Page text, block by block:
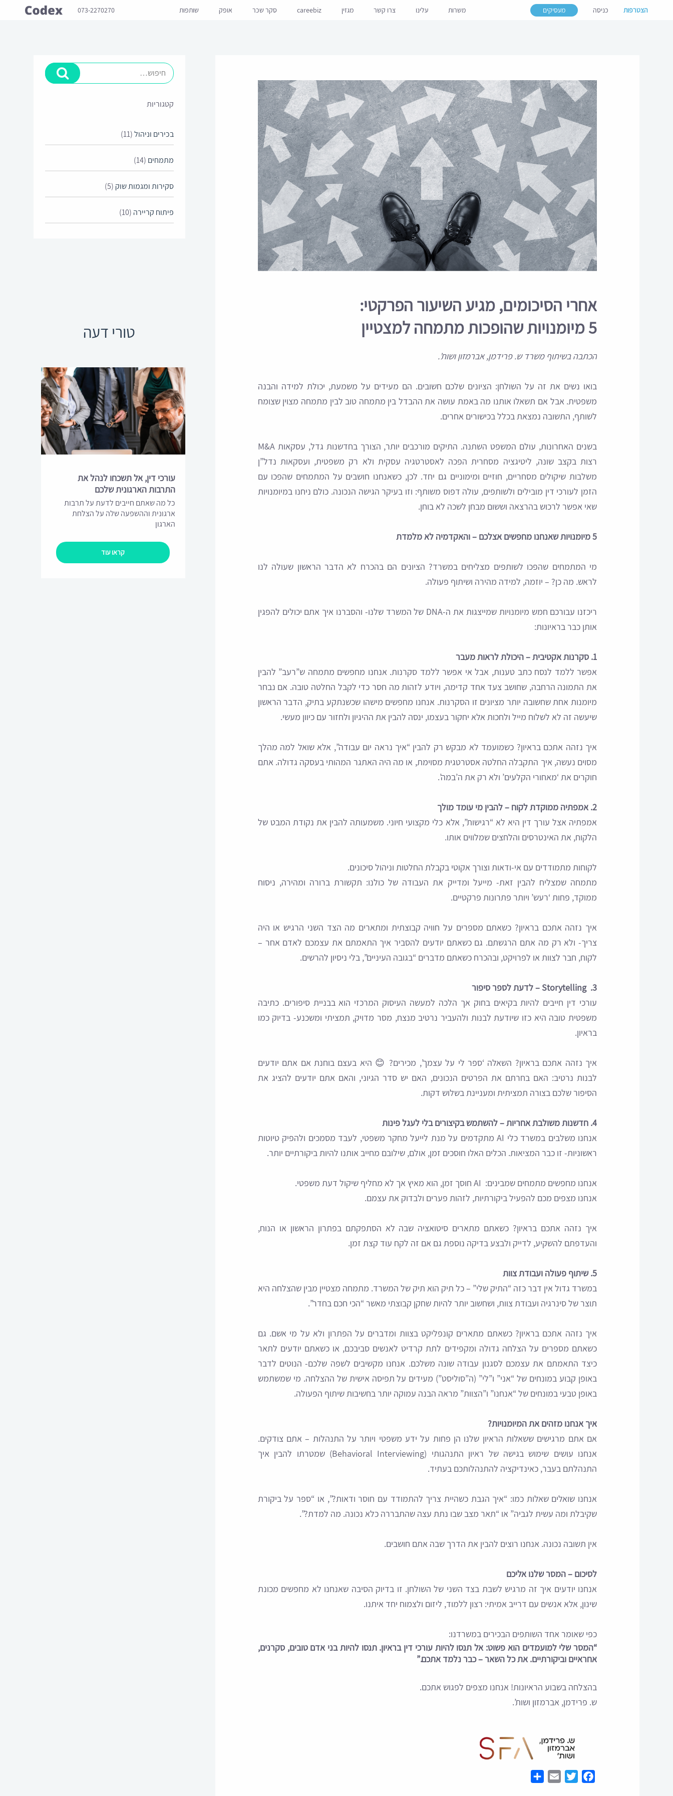
הצטרפות כניסה מעסיקים משרות עלינו צרו קשר מגזין careebiz סקר שכר אופק שותפות 073-2270270
אחרי הסיכומים, מגיע השיעור הפרקטי:
5 מיומנויות שהופכות מתמחה למצטיין
הכתבה בשיתוף משרד ש. פרידמן, אברמזון ושות’.
בואו נשים את זה על השולחן: הציונים שלכם חשובים. הם מעידים על משמעת, יכולת למידה והבנה
משפטית. אבל אם תשאלו אותנו מה באמת עושה את ההבדל בין מתמחה טוב לבין מתמחה מצוין שצומח
לשותף, התשובה נמצאת בכלל בכישורים אחרים.
בשנים האחרונות, עולם המשפט השתנה. התיקים מורכבים יותר, הצורך בחדשנות גדל, עסקאות M&A
רצות בקצב שונה, ליטיגציה מסחרית הפכה לאסטרטגיה עסקית ולא רק משפטית, ועסקאות נדל”ן
משלבות שיקולים מסחריים, חוזיים ומימוניים גם יחד. לכן, כשאנחנו חושבים על המתמחים שהפכו עם
הזמן לעורכי דין מובילים ולשותפים, עולה דפוס משותף: וזו בעיקר הגישה הנכונה. כולם ניחנו במיומנויות
שאי אפשר לרכוש בהרצאה וששום מבחן לשכה לא בוחן.
5 מיומנויות שאנחנו מחפשים אצלכם – והאקדמיה לא מלמדת
מי המתמחים שהפכו לשותפים מצליחים במשרד? הציונים הם בהכרח לא הדבר הראשון שעולה לנו
לראש. מה כן? – יוזמה, למידה מהירה ושיתוף פעולה.
ריכזנו עבורכם חמש מיומנויות שמייצגות את ה-DNA של המשרד שלנו- והסברנו איך אתם יכולים להפגין
אותן כבר בראיונות:
1. סקרנות אקטיבית – היכולת לראות מעבר
אפשר ללמד לנסח כתב טענות, אבל אי אפשר ללמד סקרנות. אנחנו מחפשים מתמחה ש”רעב” להבין
את התמונה הרחבה, שחושב צעד אחד קדימה, ויודע לזהות מה חסר כדי לקבל החלטה טובה. אם נבחר
מיומנות אחת שחשובה יותר מציונים זו הסקרנות. אנחנו מחפשים מישהו שכשנתקע בתיק, הדבר הראשון
שיעשה זה לא לשלוח מייל ולחכות אלא יחקור בעצמו, ינסה להבין את ההיגיון ולחזור עם כיוון מעשי.
איך נזהה אתכם בראיון? כשמועמד לא מבקש רק להבין “איך נראה יום עבודה”, אלא שואל למה מהלך
מסוים נעשה, איך התקבלה החלטה אסטרטגית מסוימת, או מה היה האתגר המהותי בעסקה גדולה. אתם
חוקרים את ‘מאחורי הקלעים’ ולא רק את ה’במה’.
2. אמפתיה ממוקדת לקוח – להבין מי עומד מולך
אמפתיה אצל עורך דין היא לא “רגישות”, אלא כלי מקצועי חיוני. משמעותה להבין את נקודת המבט של
הלקוח, את האינטרסים והלחצים שמלווים אותו.
לקוחות מתמודדים עם אי-ודאות וצורך אקוטי בקבלת החלטות וניהול סיכונים.
מתמחה שמצליח להבין זאת- מייעל ומדייק את העבודה של כולנו: תקשורת ברורה ומהירה, ניסוח
ממוקד, פחות ‘רעש’ ויותר פתרונות פרקטיים.
איך נזהה אתכם בראיון? כשאתם מספרים על חוויה קבוצתית ומתארים מה הצד השני הרגיש או היה
צריך- ולא רק מה אתם הרגשתם. גם כשאתם יודעים להסביר איך התאמתם את עצמכם לאדם אחר –
לקוח, חבר לצוות או לפרויקט, ובהכרח כשאתם מדברים “בגובה העיניים”, בלי ניסיון להרשים.
3. Storytelling – לדעת לספר סיפור
עורכי דין חייבים להיות בקיאים בחוק אך הלכה למעשה העיסוק המרכזי הוא בבניית סיפורים. כתיבה
משפטית טובה היא כזו שיודעת לבנות ולהעביר נרטיב מנצח, מסר מדויק, תמציתי ומשכנע- בדיוק כמו
בראיון.
איך נזהה אתכם בראיון? השאלה ‘ספר לי על עצמך’, מכירים? 😊 היא בעצם בוחנת אם אתם יודעים
לבנות נרטיב: האם בחרתם את הפרטים הנכונים, האם יש סדר הגיוני, והאם אתם יודעים להציג את
הסיפור שלכם בצורה תמציתית ומעניינת בשלוש דקות.
4. חדשנות משולבת אחריות – להשתמש בקיצורים בלי לעגל פינות
אנחנו משלבים במשרד כלי AI מתקדמים על מנת לייעל מחקר משפטי, לעבד מסמכים ולהפיק טיוטות
ראשוניות- זו כבר המציאות. הכלים האלו חוסכים זמן, אולם, שילובם מחייב אותנו להיות ביקורתיים יותר.
אנחנו מחפשים מתמחים שמבינים: AI חוסך זמן, הוא מאיץ אך לא מחליף שיקול דעת משפטי.
אנחנו מצפים מכם להפעיל ביקורתיות, לזהות פערים ולבדוק את עצמם.
איך נזהה אתכם בראיון? כשאתם מתארים סיטואציה שבה לא הסתפקתם בפתרון הראשון או הנוח,
והעדפתם להשקיע, לדייק ולבצע בדיקה נוספת גם אם זה לקח עוד קצת זמן.
5. שיתוף פעולה ועבודת צוות
במשרד גדול אין דבר כזה “התיק שלי” – כל תיק הוא תיק של המשרד. מתמחה מצטיין מבין שהצלחה היא
תוצר של סינרגיה ועבודת צוות, ושחשוב יותר להיות שחקן קבוצתי מאשר “הכי חכם בחדר”.
איך נזהה אתכם בראיון? כשאתם מתארים קונפליקט בצוות ומדברים על הפתרון ולא על מי אשם. גם
כשאתם מספרים על הצלחה גדולה ומקפידים לתת קרדיט לאנשים סביבכם, או כשאתם יודעים לתאר
כיצד התאמתם את עצמכם לסגנון עבודה שונה משלכם. אנחנו מקשיבים לשפה שלכם- הנוטים לדבר
באופן קבוע במונחים של “אני” ו”לי” (ה”סוליסט”) מעידים על תפיסה אישית של ההצלחה. מי שמשתמש
באופן טבעי במונחים של “אנחנו” ו”הצוות” מראה הבנה עמוקה יותר בחשיבות שיתוף הפעולה.
איך אנחנו מזהים את המיומנויות?
אם אתם מרגישים ששאלות הראיון שלנו הן פחות על ידע משפטי ויותר על התנהלות – אתם צודקים.
אנחנו עושים שימוש בגישה של ראיון התנהגותי (Behavioral Interviewing) שמטרתו להבין איך
התנהלתם בעבר, כאינדיקציה להתנהלותכם בעתיד.
אנחנו שואלים שאלות כמו: “איך הגבת כשהיית צריך להתמודד עם חוסר ודאות?”, או “ספר על ביקורת
שקיבלת ומה עשית לגביה” או “תאר מצב שבו נתת עצה שהתבררה כלא נכונה. מה למדת?”.
אין תשובה נכונה. אנחנו רוצים להבין את הדרך שבה אתם חושבים.
לסיכום – המסר שלנו אליכם
אנחנו יודעים איך זה מרגיש לשבת בצד השני של השולחן. זו בדיוק הסיבה שאנחנו לא מחפשים מכונת
שינון, אלא אנשים עם דרייב אמיתי: רצון ללמוד, ליזום ולצמוח יחד איתנו.
כפי שאומר אחד השותפים הבכירים במשרדנו:
“המסר שלי למועמדים הוא פשוט: אל תנסו להיות עורכי דין בראיון. תנסו להיות בני אדם טובים, סקרנים,
אחראיים וביקורתיים. את כל השאר – כבר נלמד אתכם.”
בהצלחה בשבוע הראיונות! אנחנו מצפים לפגוש אתכם.
ש. פרידמן, אברמזון ושות’.
Facebook
Twitter
Email
קטגוריות
בכירים וניהול(11)
מתמחים (14)
סקירות ומגמות שוק (5)
פיתוח קריירה (10)
טורי דעה
עורכי דין, אל תשכחו לנהל את
התרבות הארגונית שלכם
כל מה שאתם חייבים לדעת על תרבות
ארגונית וההשפעה שלה על הצלחת
הארגון
קראו עוד